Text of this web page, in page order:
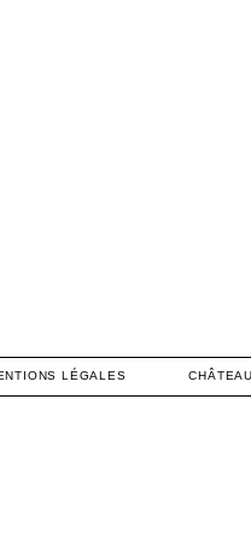
LÉGALES